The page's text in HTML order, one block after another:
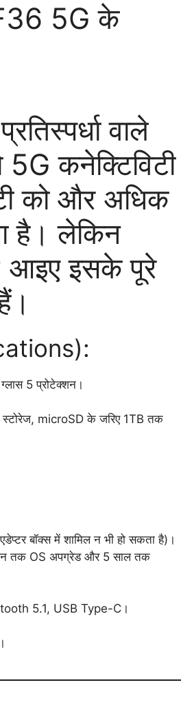
5G के
वाले
कनेक्टिविटी
को और अधिक
है। लेकिन
आइए इसके पूरे
5 प्रोटेक्शन।
microSD के जरिए 1TB तक
बॉक्स में शामिल न भी हो सकता है)।
तक OS अपग्रेड और 5 साल तक
5.1, USB Type-C।